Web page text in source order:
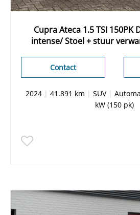
Cupra Ateca 1.5 TSI 150PK
intense/ Stoel + stuur
Dealer onderhouden/
Contact
2024| 41.891 km | SUV|
kW (150 pk)